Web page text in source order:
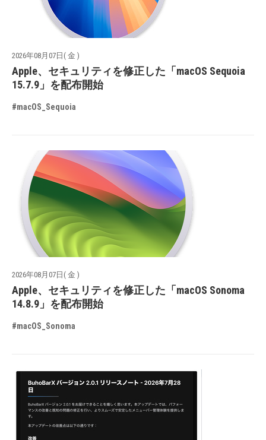
2026年08月07日( 金 )
Apple、セキュリティを修正した「macOS Sequoia
15.7.9」を配布開始
#macOS_Sequoia
2026年08月07日( 金 )
Apple、セキュリティを修正した「macOS Sonoma
14.8.9」を配布開始
#macOS_Sonoma